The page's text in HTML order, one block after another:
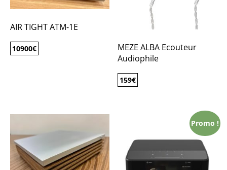
AIR TIGHT ATM-1E
10900€
MEZE ALBA Ecouteur
Audiophile
159€
Promo !